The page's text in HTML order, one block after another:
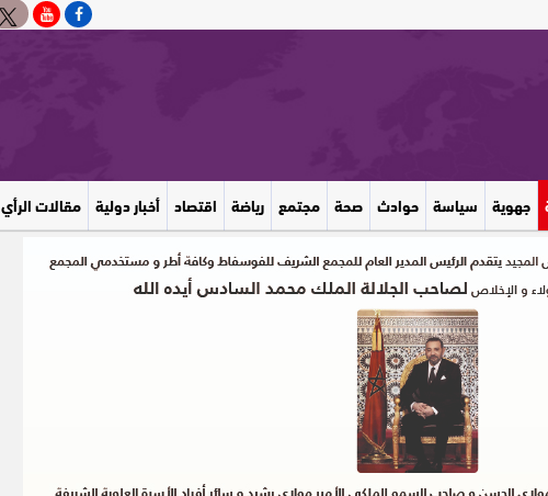
جهوية سياسة حوادث صحة مجتمع رياضة اقتصاد أخبار دولية مقالات الرأي